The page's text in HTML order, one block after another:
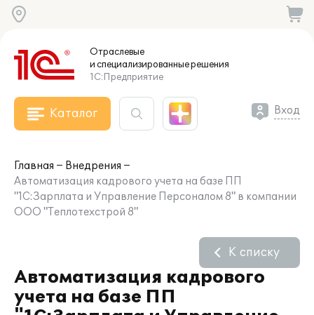
Отраслевые
и специализированныерешения
1С:Предприятие
Каталог Вход
Главная
Внедрения
Автоматизация кадрового учета на базе ПП
"1С:Зарплата и Управление Персоналом 8" в компании
ООО "Теплотехстрой 8"
Автоматизация кадрового
учета на базе ПП
К списку